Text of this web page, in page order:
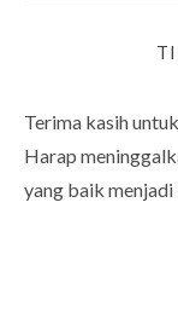
Terima kasih
Harap
yang baik menjadi